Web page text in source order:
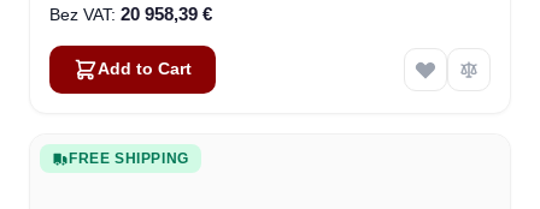
20 958,39 €
Add to Cart
FREE SHIPPING